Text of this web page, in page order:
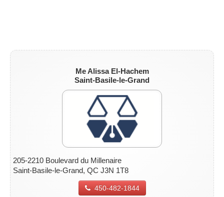
Me Alissa El-Hachem
Saint-Basile-le-Grand
205-2210 Boulevard du Millenaire
Saint-Basile-le-Grand, QC J3N 1T8
450-482-1844